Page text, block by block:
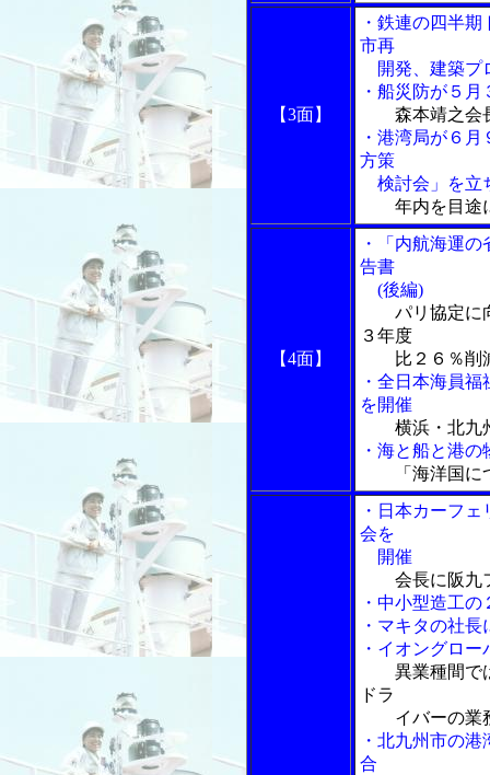
【3面】
・鉄連の四半
市再
開発、建築プ
・船災防が５
森本靖之会
・港湾局が６
方策
検討会」を立
年内を目途
【4面】
・「内航海運
告書
(後編)
パリ協定に
３年度
比２６％削
・全日本海員
を開催
横浜・北九
・海と船と港
「海洋国
・日本カーフ
会を
開催
会長に阪九
・中小型造工
・マキタの社
・イオングロ
異業種間で
ドラ
イバーの業
・北九州市の
合